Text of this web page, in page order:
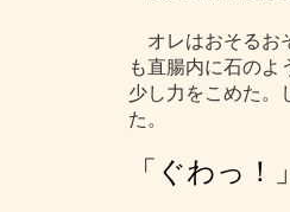
オレはおそるお
も直腸内に石のよ
少し力をこめた。
た。
「ぐわっ！」